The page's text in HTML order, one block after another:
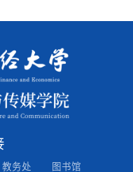
教务处 图书馆